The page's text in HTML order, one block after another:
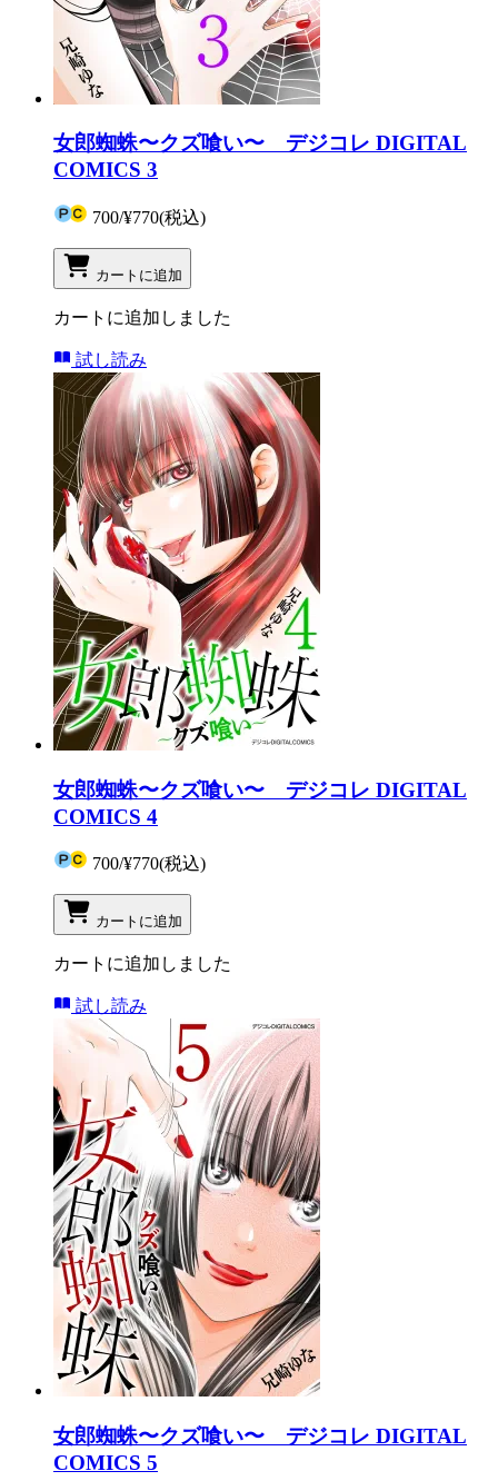
女郎蜘蛛〜クズ喰い〜 デジコレ DIGITAL
COMICS 3
700/¥770(税込)
カートに追加
カートに追加しました
試し読み
女郎蜘蛛〜クズ喰い〜 デジコレ DIGITAL
COMICS 4
700/¥770(税込)
カートに追加
カートに追加しました
試し読み
女郎蜘蛛〜クズ喰い〜 デジコレ DIGITAL
COMICS 5